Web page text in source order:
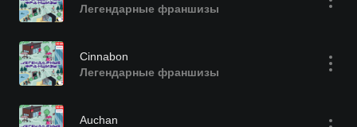
Легендарные франшизы
Cinnabon
Легендарные франшизы
Auchan